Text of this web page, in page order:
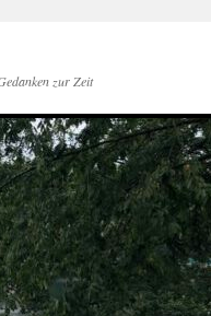
zur Zeit